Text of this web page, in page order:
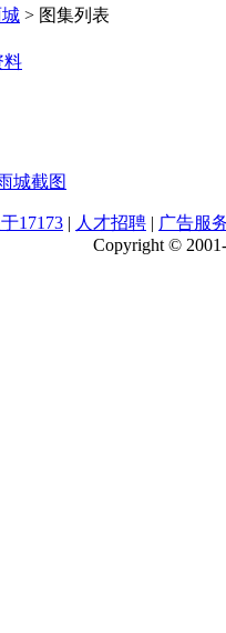
> 图集列表
料
城截图
17173 | 人才招聘 | 广告服
Copyright ©